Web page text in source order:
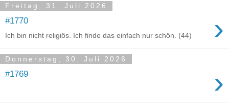
Freitag, 31. Juli 2026
#1770 ›
Ich bin nicht religiös. Ich finde das einfach nur schön. (44)
Donnerstag, 30. Juli 2026
#1769 ›